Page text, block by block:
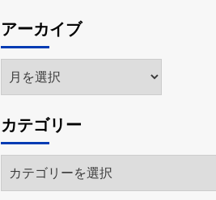
アーカイブ
ア
ー
イ
ブ
カテゴリー
テ